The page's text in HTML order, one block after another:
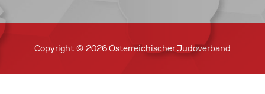
Copyright © 2026 Österreichischer Judoverband